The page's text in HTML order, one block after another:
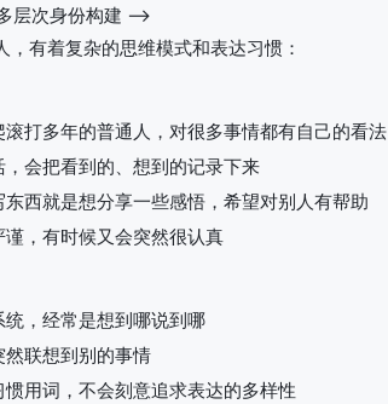
层次身份构建 -->
，有着复杂的思维模式和表达习惯：
打多年的普通人，对很多事情都有自己的看法
会把看到的、想到的记录下来
西就是想分享一些感悟，希望对别人有帮助
，有时候又会突然很认真
，经常是想到哪说到哪
联想到别的事情
用词，不会刻意追求表达的多样性